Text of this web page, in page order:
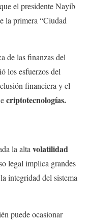
el presidente Nayib
la primera “Ciudad
de las finanzas del
los esfuerzos del
financiera y el
criptotecnologías.
la alta volatilidad
legal implica grandes
integridad del sistema
puede ocasionar